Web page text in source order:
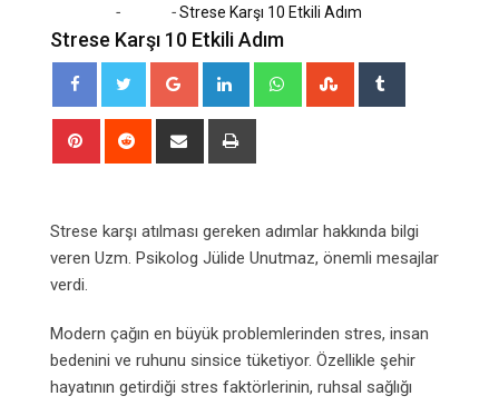
- -Strese Karşı 10 Etkili Adım
Strese Karşı 10 Etkili Adım
Google+ LinkedIn WhatsappStumbleUpon
Pinterest Reddit
Share
Strese karşı atılması gereken adımlar hakkında bilgi
veren Uzm. Psikolog Jülide Unutmaz, önemli mesajlar
verdi.
Modern çağın en büyük problemlerinden stres, insan
bedenini ve ruhunu sinsice tüketiyor. Özellikle şehir
hayatının getirdiği stres faktörlerinin, ruhsal sağlığı